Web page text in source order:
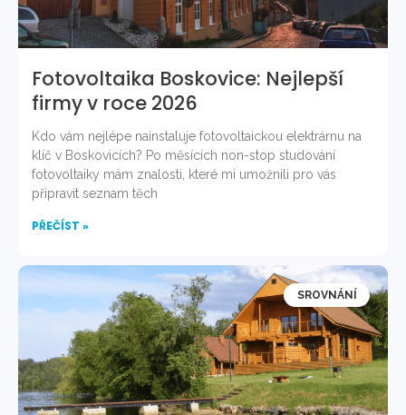
Fotovoltaika Boskovice: Nejlepší
firmy v roce 2026
Kdo vám nejlépe nainstaluje fotovoltaickou elektrárnu na
klíč v Boskovicích? Po měsících non-stop studování
fotovoltaiky mám znalosti, které mi umožnili pro vás
připravit seznam těch
PŘEČÍST »
SROVNÁNÍ